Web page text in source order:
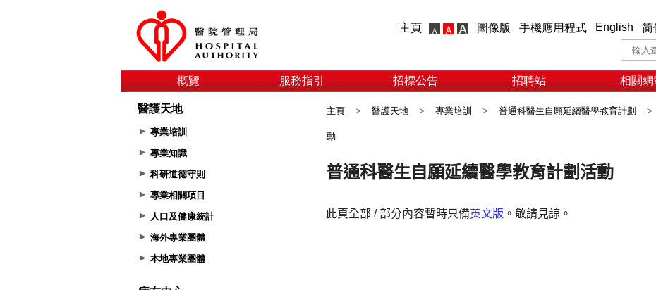
主頁 圖像版 手機應用程式 English 简
概覽 服務指引 招標公告 招聘站 相關網
醫護天地
專業培訓
專業知識
科研道德守則
專業相關項目
人口及健康統計
海外專業團體
本地專業團體
主頁 > 醫護天地 > 專業培訓 > 普通科醫生自願延續醫學教育計劃 >
動